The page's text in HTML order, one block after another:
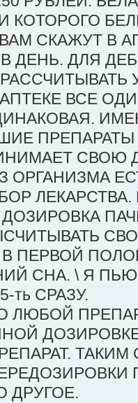
КОТОРОГО
СКАЖУТ В
В ДЕНЬ. ДЛЯ
АПТЕКЕ ВСЕ
СВОЮ
ОРГАНИЗМА
ПЕРВОЙ
СНА. \ Я
ть СРАЗУ.
ЛЮБОЙ
ТАКИМ
ДРУГОЕ.